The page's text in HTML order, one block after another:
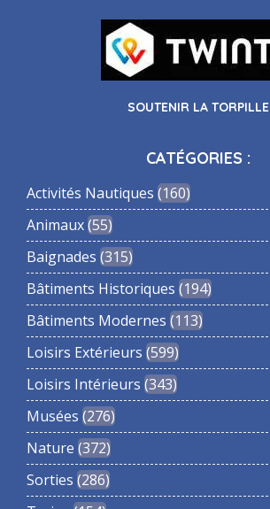
SOUTENIR LA TORPILLE
CATÉGORIES :
Activités Nautiques 160
Animaux 55
Baignades 315
Bâtiments Historiques 194
Bâtiments Modernes 113
Loisirs Extérieurs 599
Loisirs Intérieurs 343
Musées 276
Nature 372
Sorties 286